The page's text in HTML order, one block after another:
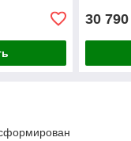
30 790